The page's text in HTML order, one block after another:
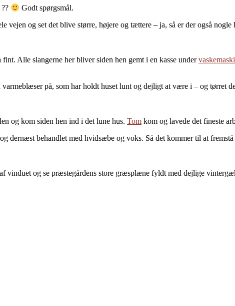
Godt spørgsmål.
vejen og set det blive større, højere og tættere – ja, så er der også nogle
Alle slangerne her bliver siden hen gemt i en kasse under
på, som har holdt huset lunt og dejligt at være i – og tørret
og kom siden hen ind i det lune hus. Tom kom og lavede det fineste
dernæst behandlet med hvidsæbe og voks. Så det kommer til at
vinduet og se præstegårdens store græsplæne fyldt med dejlige